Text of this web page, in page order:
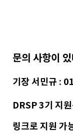
문의 사항이
기장 서민규 :
DRSP 3기 지
링크로 지원 가